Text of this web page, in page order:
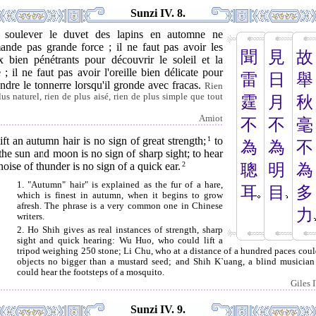
Sunzi IV. 8.
聞
雷
霆
不
為
聰
耳
見
日
月
不
為
明
目
故
舉
秋
毫
不
為
多
力
soulever le duvet des lapins en automne ne
pas grande force ; il ne faut pas avoir les
bien pénétrants pour découvrir le soleil et la
; il ne faut pas avoir l'oreille bien délicate pour
le tonnerre lorsqu'il gronde avec fracas. Rien
naturel, rien de plus aisé, rien de plus simple que tout
Amiot
an autumn hair is no sign of great strength; 1
to
sun and moon is no sign of sharp sight; to hear
of thunder is no sign of a quick ear. 2
1. "Autumn" hair" is explained as the fur of a hare,
which is finest in autumn, when it begins to grow
afresh. The phrase is a very common one in Chinese
writers.
2. Ho Shih gives as real instances of strength, sharp
sight and quick hearing: Wu Huo, who could lift a
tripod weighing 250 stone; Li Chu, who at a distance of a hundred paces
objects no bigger than a mustard seed; and Shih K`uang, a blind
could hear the footsteps of a mosquito.
Giles
Sunzi IV. 9.